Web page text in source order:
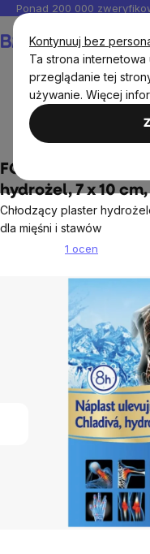
Kontynuuj bez
Ta strona
przeglądanie tej
używanie. Więcej
Przejść
do
treści
Ponad 200 000
Kosmetyki i drogeria
Pielęgnacja ciała
FORTE Plastry
hydrożel, 7 x 10
Chłodzący plaster
dla mięśni i stawów
1 ocen